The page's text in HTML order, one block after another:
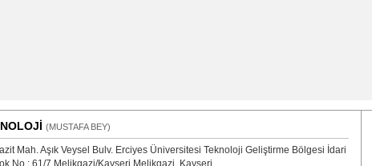
(MUSTAFA BEY)
Mah. Aşık Veysel Bulv. Erciyes Üniversitesi Teknoloji Geliştirme Bölgesi İdari
No : 61/7 Melikgazi/Kayseri Melikgazi, Kayseri